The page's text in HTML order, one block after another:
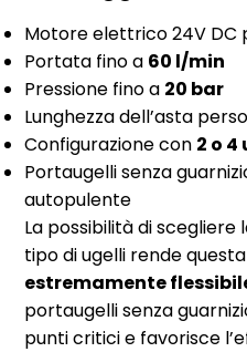
Motore elettrico 24V
Portata fino a 60 l/min
Pressione fino a 20 bar
Lunghezza dell’asta
Configurazione con 2 o 4
Portaugelli senza
autopulente
La possibilità di scegliere
tipo di ugelli rende
estremamente
portaugelli senza
punti critici e favorisce